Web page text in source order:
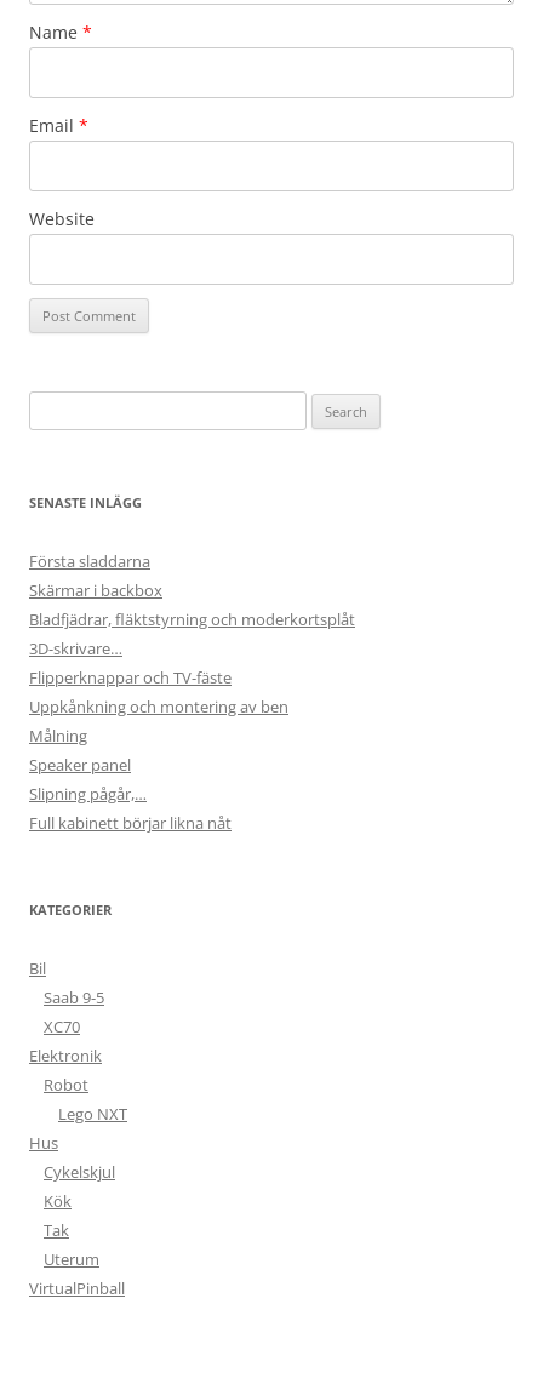
Name *
Email *
Website
for:
SENASTE INLÄGG
Första sladdarna
Skärmar i backbox
Bladfjädrar, fläktstyrning och moderkortsplåt
3D-skrivare…
Flipperknappar och TV-fäste
Uppkånkning och montering av ben
Målning
Speaker panel
Slipning pågår,…
Full kabinett börjar likna nåt
KATEGORIER
Bil
Saab 9-5
XC70
Elektronik
Robot
Lego NXT
Hus
Cykelskjul
Kök
Tak
Uterum
VirtualPinball